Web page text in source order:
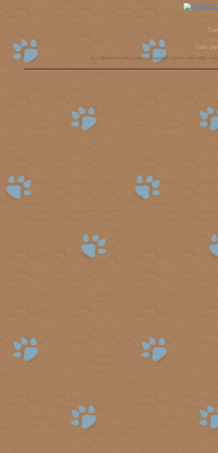
Сайт
аст, американский стаффордширский терьер, амстафф,